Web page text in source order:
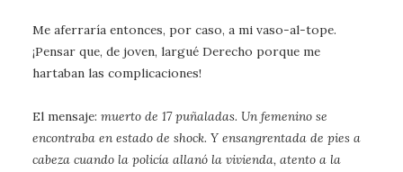
Me aferraría entonces, por caso, a mi vaso-al-tope.
¡Pensar que, de joven, largué Derecho porque me
hartaban las complicaciones!
El mensaje: muerto de 17 puñaladas. Un femenino se
encontraba en estado de shock. Y ensangrentada de pies a
cabeza cuando la policía allanó la vivienda, atento a la